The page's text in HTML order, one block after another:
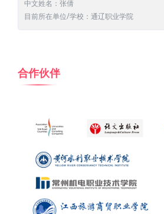
中文姓名：张倩
目前所在单位/学校：通辽职业学院
合作伙伴